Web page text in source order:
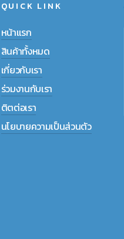
QUICK LINK
หน้าแรก
สินค้าทั้งหมด
เกี่ยวกับเรา
ร่วมงานกับเรา
ติตต่อเรา
นโยบายความเป็นส่วนตัว